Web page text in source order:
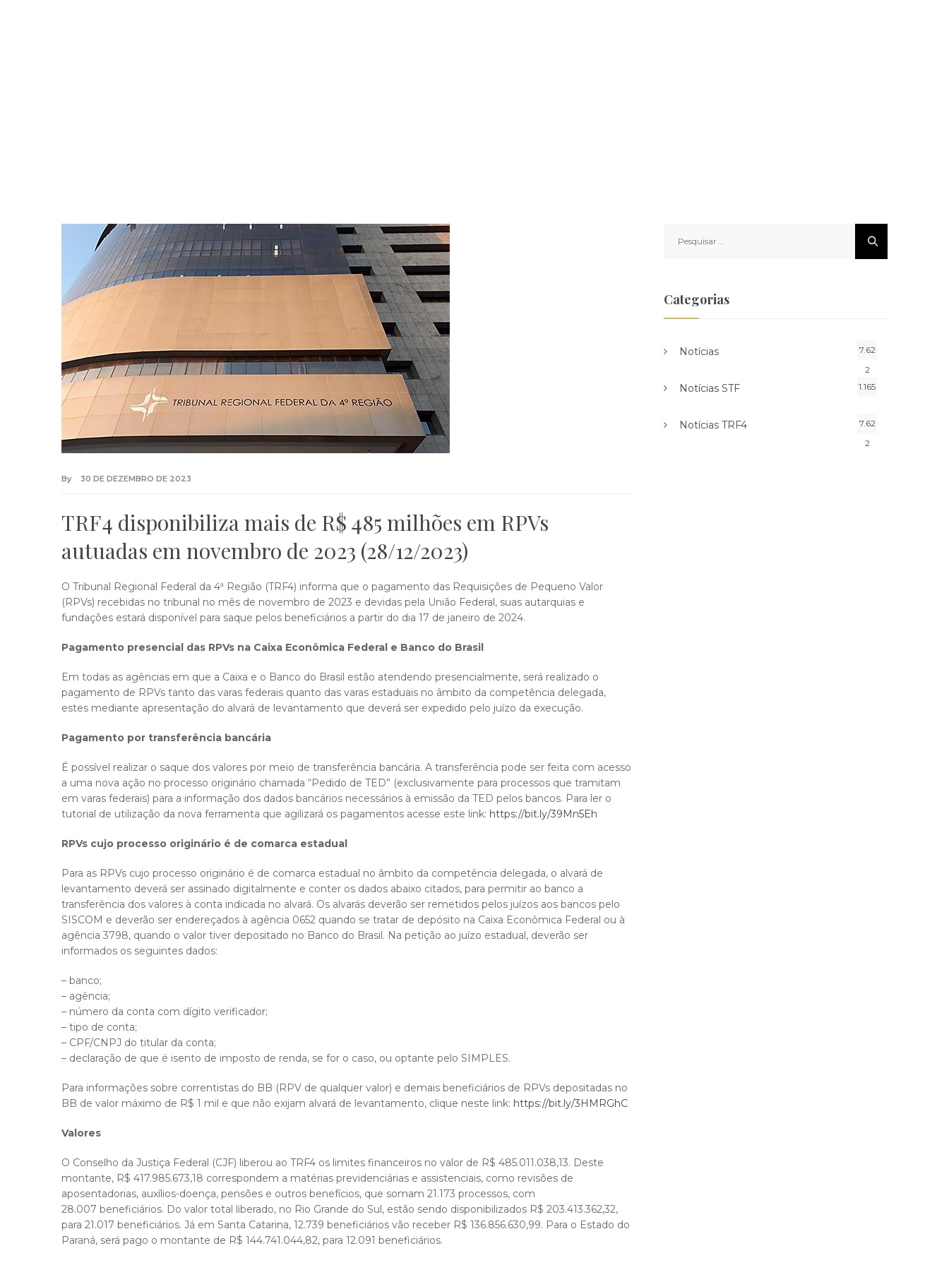
By 30 DE DEZEMBRO DE 2023
TRF4 disponibiliza mais de R$ 485 milhões em RPVs
autuadas em novembro de 2023 (28/12/2023)
O Tribunal Regional Federal da 4ª Região (TRF4) informa que o pagamento das Requisições de Pequeno Valor
(RPVs) recebidas no tribunal no mês de novembro de 2023 e devidas pela União Federal, suas autarquias e
fundações estará disponível para saque pelos beneficiários a partir do dia 17 de janeiro de 2024.
Pagamento presencial das RPVs na Caixa Econômica Federal e Banco do Brasil
Em todas as agências em que a Caixa e o Banco do Brasil estão atendendo presencialmente, será realizado o
pagamento de RPVs tanto das varas federais quanto das varas estaduais no âmbito da competência delegada,
estes mediante apresentação do alvará de levantamento que deverá ser expedido pelo juízo da execução.
Pagamento por transferência bancária
É possível realizar o saque dos valores por meio de transferência bancária. A transferência pode ser feita com acesso
a uma nova ação no processo originário chamada “Pedido de TED” (exclusivamente para processos que tramitam
em varas federais) para a informação dos dados bancários necessários à emissão da TED pelos bancos. Para ler o
tutorial de utilização da nova ferramenta que agilizará os pagamentos acesse este link: https://bit.ly/39Mn5Eh
RPVs cujo processo originário é de comarca estadual
Para as RPVs cujo processo originário é de comarca estadual no âmbito da competência delegada, o alvará de
levantamento deverá ser assinado digitalmente e conter os dados abaixo citados, para permitir ao banco a
transferência dos valores à conta indicada no alvará. Os alvarás deverão ser remetidos pelos juízos aos bancos pelo
SISCOM e deverão ser endereçados à agência 0652 quando se tratar de depósito na Caixa Econômica Federal ou à
agência 3798, quando o valor tiver depositado no Banco do Brasil. Na petição ao juízo estadual, deverão ser
informados os seguintes dados:
– banco;
– agência;
– número da conta com dígito verificador;
– tipo de conta;
– CPF/CNPJ do titular da conta;
– declaração de que é isento de imposto de renda, se for o caso, ou optante pelo SIMPLES.
Para informações sobre correntistas do BB (RPV de qualquer valor) e demais beneficiários de RPVs depositadas no
BB de valor máximo de R$ 1 mil e que não exijam alvará de levantamento, clique neste link: https://bit.ly/3HMRGhC
Valores
O Conselho da Justiça Federal (CJF) liberou ao TRF4 os limites financeiros no valor de R$ 485.011.038,13. Deste
montante, R$ 417.985.673,18 correspondem a matérias previdenciárias e assistenciais, como revisões de
aposentadorias, auxílios-doença, pensões e outros benefícios, que somam 21.173 processos, com
28.007 beneficiários. Do valor total liberado, no Rio Grande do Sul, estão sendo disponibilizados R$ 203.413.362,32,
para 21.017 beneficiários. Já em Santa Catarina, 12.739 beneficiários vão receber R$ 136.856.630,99. Para o Estado do
Paraná, será pago o montante de R$ 144.741.044,82, para 12.091 beneficiários.
por:
Categorias
Notícias
7.62
2
Notícias STF 1.165
Notícias TRF4
7.62
2